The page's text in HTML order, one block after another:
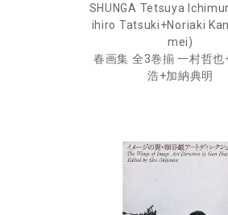
SHUNGA Tetsuya
ihiro Tatsuki+Noriaki
mei)
春画集 全3巻揃 一村哲也
浩+加納典明